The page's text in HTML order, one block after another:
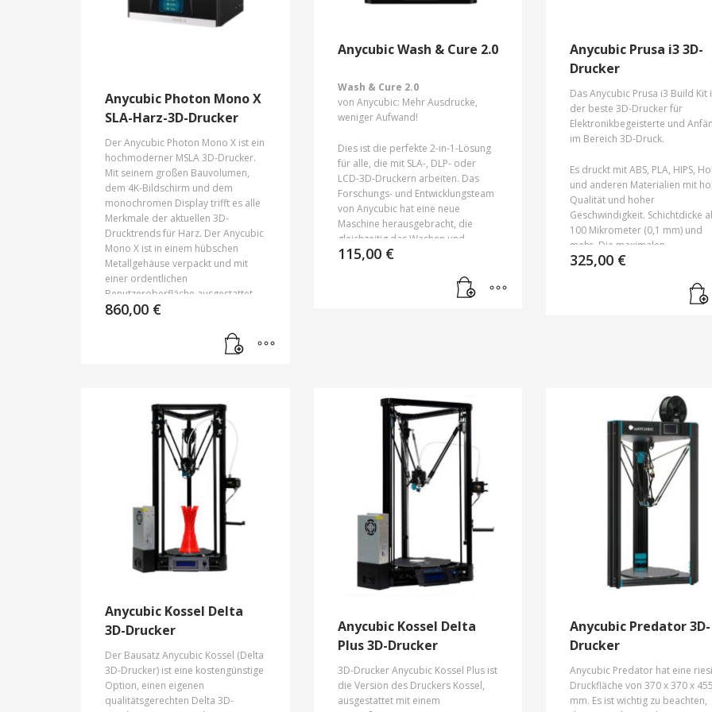
Anycubic Photon Mono X
SLA-Harz-3D-Drucker
Der Anycubic Photon Mono X ist ein
hochmoderner MSLA 3D-Drucker.
Mit seinem großen Bauvolumen,
dem 4K-Bildschirm und dem
monochromen Display trifft es alle
Merkmale der aktuellen 3D-
Drucktrends für Harz. Der Anycubic
Mono X ist in einem hübschen
Metallgehäuse verpackt und mit
einer ordentlichen
Benutzeroberfläche ausgestattet.
Er kann mit geringem Aufwand
860,00 €
Anycubic Wash & Cure 2.0
Wash & Cure 2.0
von Anycubic: Mehr Ausdrucke,
weniger Aufwand!
Dies ist die perfekte 2-in-1-Lösung
für alle, die mit SLA-, DLP- oder
LCD-3D-Druckern arbeiten. Das
Forschungs- und Entwicklungsteam
von Anycubic hat eine neue
Maschine herausgebracht, die
gleichzeitig das Washen und
Aushärten kombiniert! Die
nicht mehr mühsam, sondern wird
zu einem komfortablen und
115,00 €
Anycubic Prusa i3 3D-
Drucker
Das Anycubic Prusa i3 Build Kit
der beste 3D-Drucker für
Elektronikbegeisterte und
im Bereich 3D-Druck.
Es druckt mit ABS, PLA, HIPS,
und anderen Materialien mit
Qualität und hoher
Geschwindigkeit. Schichtdicke
100 Mikrometer (0,1 mm) und
mehr. Die maximalen
Abmessungen von
eines 3D-Druckers) betragen
210 x 250 mm. Dies ist die neue
Der Anycubic Prusa i3 3D-
wird mit einer hochwertigen PLA-
Kunststoffspule geliefert, die für
den Arbeitsbeginn empfohlen
weil vereinfacht das Training in
Anfangsphase des 3D-Drucks.
325,00 €
Anycubic Kossel Delta
3D-Drucker
Der Bausatz Anycubic Kossel (Delta
3D-Drucker) ist eine kostengünstige
Option, einen eigenen
qualitätsgerechten Delta 3D-
Anycubic Kossel Delta
Plus 3D-Drucker
3D-Drucker Anycubic Kossel Plus ist
die Version des Druckers Kossel,
ausgestattet mit einem
Anycubic Predator 3D-
Drucker
Anycubic Predator hat eine
Druckfläche von 370 x 370 x 455
mm. Es ist wichtig zu beachten,